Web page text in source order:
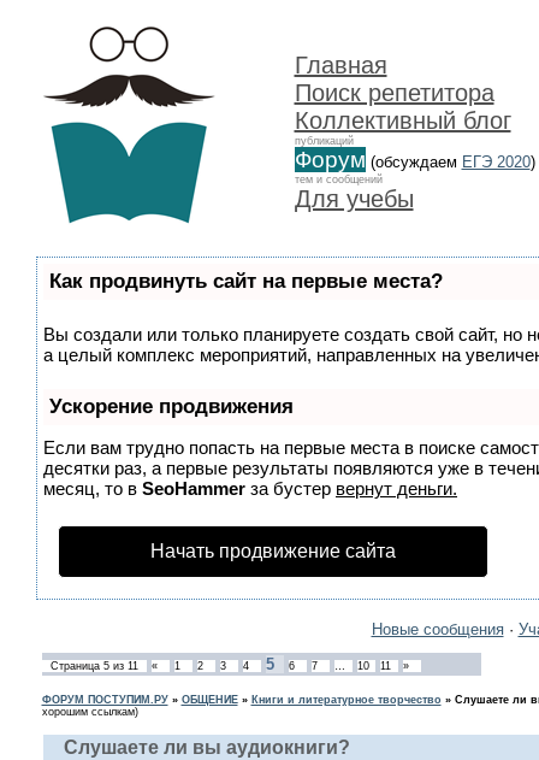
Главная
Поиск репетитора
Коллективный блог
публикаций
Форум (обсуждаем ЕГЭ 2020)
тем и сообщений
Для учебы
Как продвинуть сайт на первые места?
Вы создали или только планируете создать свой сайт, но
а целый комплекс мероприятий, направленных на
Ускорение продвижения
Если вам трудно попасть на первые места в поиске
десятки раз, а первые результаты появляются уже в
месяц, то в SeoHammer за бустер вернут деньги.
Начать продвижение сайта
Новые сообщения·
Страница 5из 11 « 1 2 3 4 5 6 7 … 10 11 »
ФОРУМ ПОСТУПИМ.РУ» ОБЩЕНИЕ» Книги и литературное творчество » Слушаете ли
хорошим ссылкам)
Слушаете ли вы аудиокниги?